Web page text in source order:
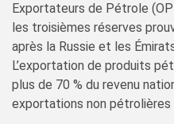
Exportateurs de Pétrole
les troisièmes réserves
après la Russie et les
L’exportation de produits
plus de 70 % du revenu
exportations non pétrolières